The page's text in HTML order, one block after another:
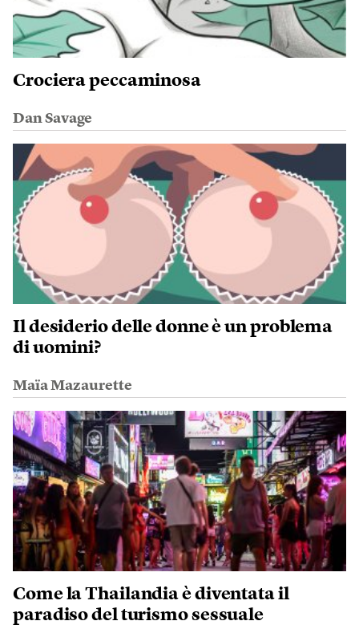
Crociera peccaminosa
Dan Savage
Il desiderio delle donne è un problema
di uomini?
Maïa Mazaurette
Come la Thailandia è diventata il
paradiso del turismo sessuale